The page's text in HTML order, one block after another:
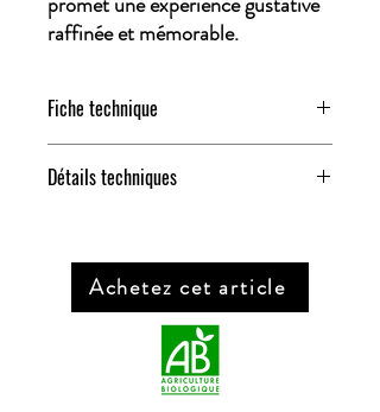
raffinée et mémorable.
Fiche technique
Détails techniques
Couleur : Rouge
Millésime : 2019
Cépages : Cabernet franc (30%) / Merlot
Contenance : 75 cl
Achetez cet article